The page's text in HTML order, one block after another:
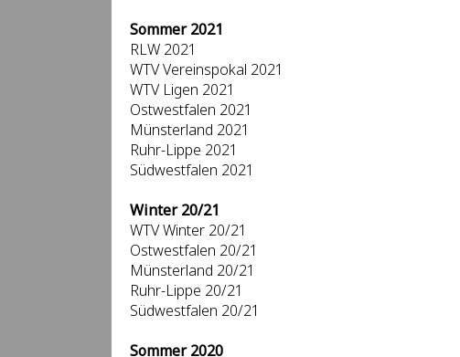
Sommer 2021
RLW 2021
WTV Vereinspokal 2021
WTV Ligen 2021
Ostwestfalen 2021
Münsterland 2021
Ruhr-Lippe 2021
Südwestfalen 2021
Winter 20/21
WTV Winter 20/21
Ostwestfalen 20/21
Münsterland 20/21
Ruhr-Lippe 20/21
Südwestfalen 20/21
Sommer 2020